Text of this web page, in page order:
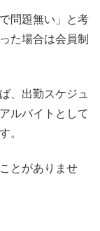
問題無い」と考
た場合は会員制
、出勤スケジュ
ルバイトとして
。
とがありませ